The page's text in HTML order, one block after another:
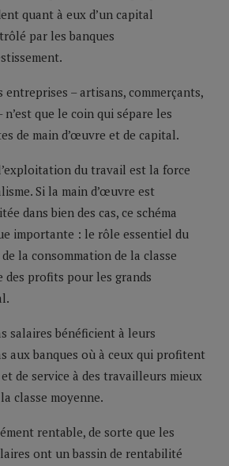
quant à eux d’un capital
par les banques
entreprises – artisans, commerçants,
que le coin qui sépare les
de main d’œuvre et de capital.
du travail est la force
Si la main d’œuvre est
dans bien des cas, ce schéma
importante : le rôle essentiel du
la consommation de la classe
des profits pour les grands
salaires bénéficient à leurs
aux banques où à ceux qui profitent
de service à des travailleurs mieux
classe moyenne.
rentable, de sorte que les
ont un bassin de rentabilité